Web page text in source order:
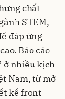
chất
STEM,
đáp ứng
Báo cáo
ở nhiều kịch
Nam, từ mở
kế front-